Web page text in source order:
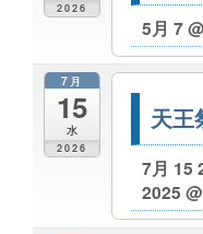
2026
5月 7
7月
15
水
2026
天王
7月 15
2025